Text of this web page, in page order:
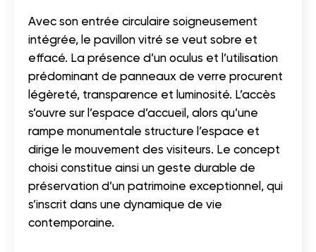
Avec son entrée circulaire soigneusement
intégrée, le pavillon vitré se veut sobre et
effacé. La présence d’un oculus et l’utilisation
prédominant de panneaux de verre procurent
légèreté, transparence et luminosité. L’accès
s’ouvre sur l’espace d’accueil, alors qu’une
rampe monumentale structure l’espace et
dirige le mouvement des visiteurs. Le concept
choisi constitue ainsi un geste durable de
préservation d’un patrimoine exceptionnel, qui
s’inscrit dans une dynamique de vie
contemporaine.